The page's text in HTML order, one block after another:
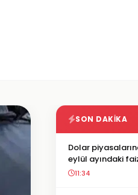
SON DAKIKA
Dolar
eylül ayındaki
11:34